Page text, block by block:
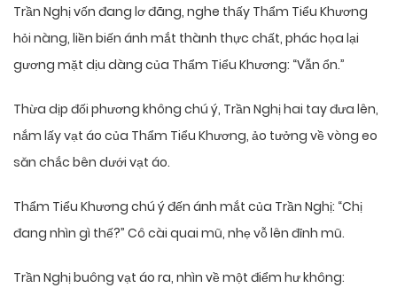
Trần Nghị vốn đang lơ đãng, nghe thấy Thẩm Tiểu Khương
hỏi nàng, liền biến ánh mắt thành thực chất, phác họa lại
gương mặt dịu dàng của Thẩm Tiểu Khương: “Vẫn ổn.”
Thừa dịp đối phương không chú ý, Trần Nghị hai tay đưa lên,
nắm lấy vạt áo của Thẩm Tiểu Khương, ảo tưởng về vòng eo
săn chắc bên dưới vạt áo.
Thẩm Tiểu Khương chú ý đến ánh mắt của Trần Nghị: “Chị
đang nhìn gì thế?” Cô cài quai mũ, nhẹ vỗ lên đỉnh mũ.
Trần Nghị buông vạt áo ra, nhìn về một điểm hư không: